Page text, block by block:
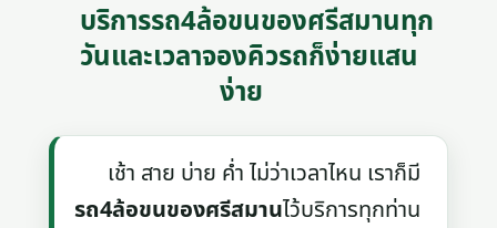
บริการรถ4ล้อขนของศรีสมานทุก
วันและเวลาจองคิวรถก็ง่ายแสน
ง่าย
เช้า สาย บ่าย ค่ำ ไม่ว่าเวลาไหน เราก็มี
รถ4ล้อขนของศรีสมานไว้บริการทุกท่าน